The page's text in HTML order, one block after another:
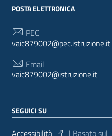
POSTA ELETTRONICA
PEC
vaic879002@pec.istruzione.it
Email
vaic879002@istruzione.it
SEGUICI SU
Accessibilità | Basato sul